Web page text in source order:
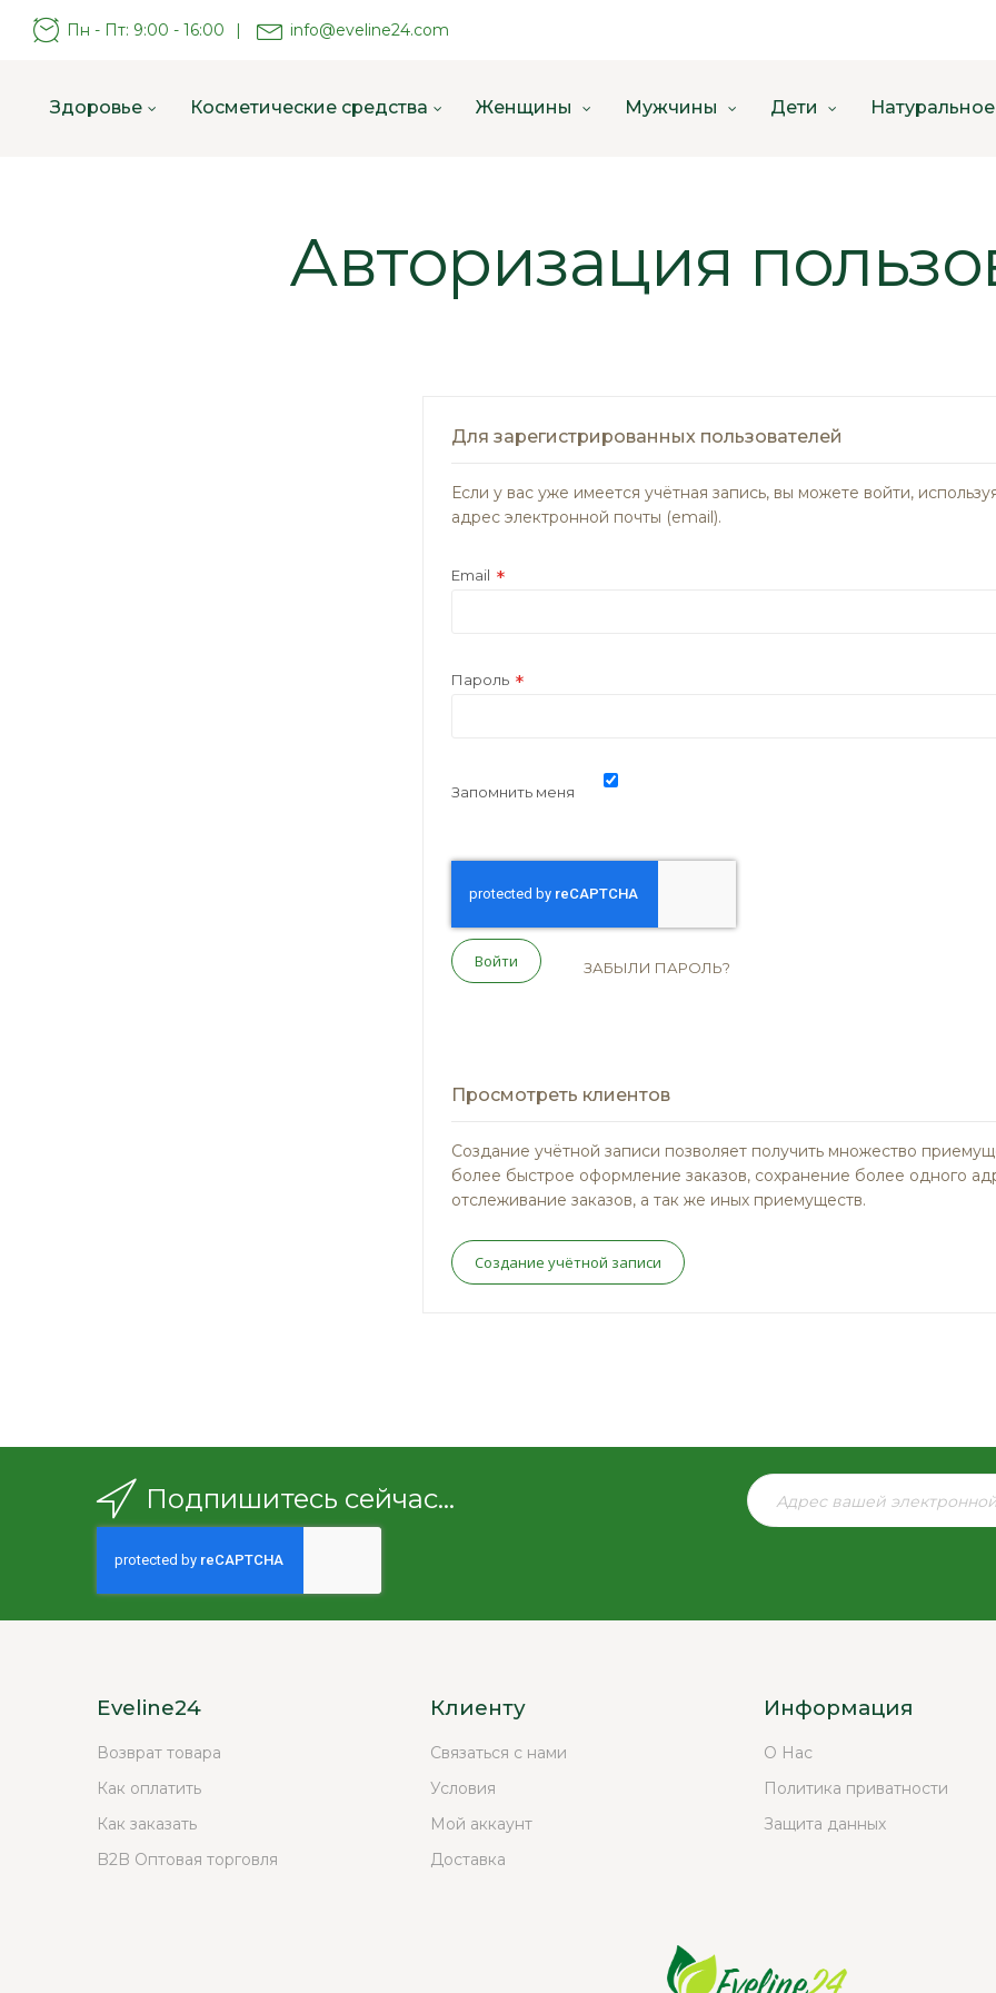
Пн - Пт: 9:00 - 16:00 | info@eveline24.com
Здоровье Косметические средства Женщины Мужчины Дети
Авторизация
Для зарегистрированных пользователей
Если у вас уже имеется учётная запись, вы можете войти,
адрес электронной почты (email).
Email
Пароль
Запомнить меня
Войти ЗАБЫЛИ ПАРОЛЬ?
Просмотреть клиентов
Создание учётной записи позволяет получить множество
более быстрое оформление заказов, сохранение более одного
отслеживание заказов, а так же иных приемуществ.
Создание учётной записи
Подпишитесь сейчас...
Eveline24
Возврат товара
Как оплатить
Как заказать
B2B Оптовая торговля
Клиенту
Связаться с нами
Условия
Мой аккаунт
Доставка
Информация
О Нас
Политика приватности
Защита данных